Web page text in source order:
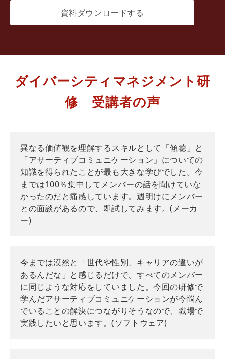
資料ダウンロードする
ダイバーシティマネジメント研
修　受講者の声
異なる価値観を理解するスキルとして「傾聴」と
「アサーティブコミュニケーション」についての
知識を得られたことが最も大きな学びでした。今
までは100％集中してメンバーの話を聞けていな
かったのだと痛感しています。週明けにメンバー
との面談があるので、即試してみます。(メーカ
ー)
今までは漠然と「世代や性別、キャリアの違いが
あるんだな」と感じるだけで、すべてのメンバー
に同じような対応をしていました。今回の研修で
学んだアサーティブコミュニケーションが今悩ん
でいることの解決につながりそうなので、職場で
実践したいと思います。(ソフトウェア)